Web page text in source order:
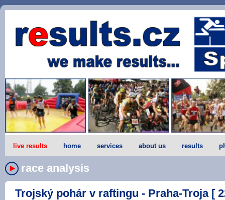
live results home services about us results
race analysis
Trojský pohár v raftingu - Praha-Troja [